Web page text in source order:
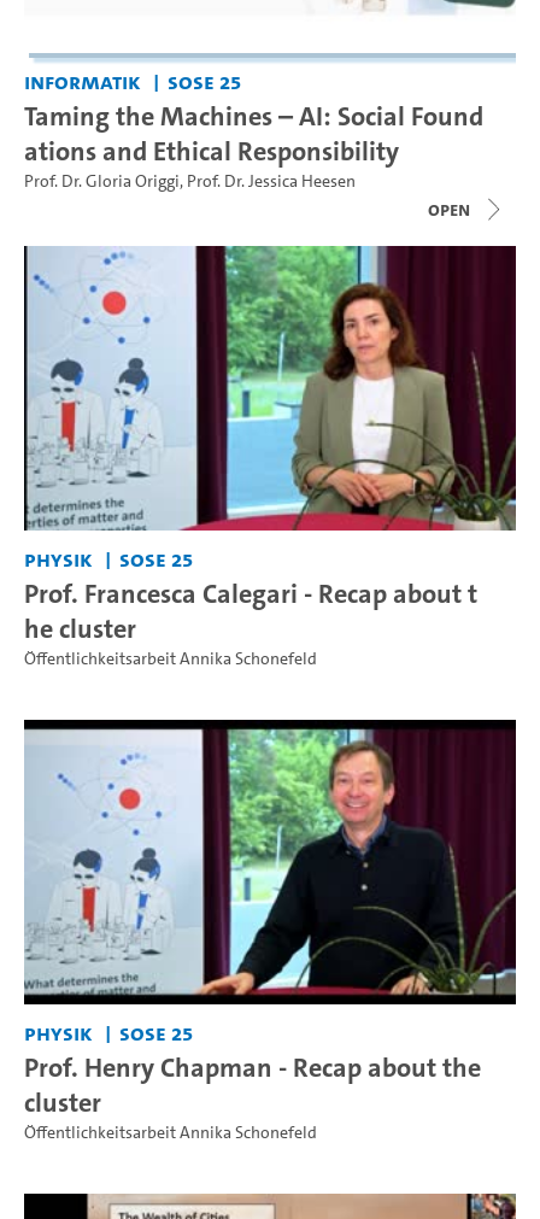
Informatik SoSe 25
Taming the Machines – AI: Social Found
ations and Ethical Responsibility
Prof. Dr. Gloria Origgi, Prof. Dr. Jessica Heesen
open
Physik SoSe 25
Prof. Francesca Calegari - Recap about t
he cluster
Öffentlichkeitsarbeit Annika Schonefeld
Physik SoSe 25
Prof. Henry Chapman - Recap about the
cluster
Öffentlichkeitsarbeit Annika Schonefeld